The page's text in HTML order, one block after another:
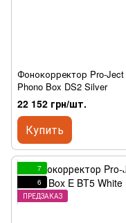
Фонокорректор Pro-Ject
Phono Box DS2 Silver
22 152 грн/шт.
Купить
7
6
ПРЕДЗАКАЗ